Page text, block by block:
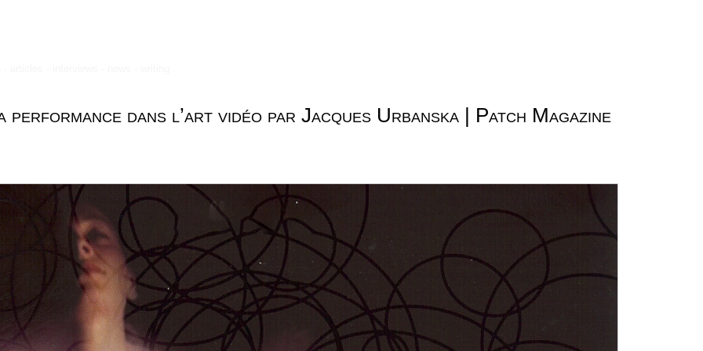
performance dans l’art vidéo par Jacques Urbanska | Patch Magazine